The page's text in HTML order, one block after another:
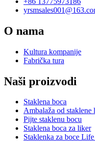
O nama
Kultura kompanije
Fabrička tura
Naši proizvodi
Staklena boca
Ambalaža od staklene
Pijte staklenu bocu
Staklena boca za liker
Staklenka za boce